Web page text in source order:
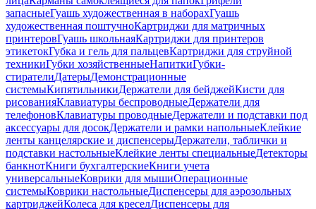
запасныеГуашь художественная в наборахГуашь
художественная поштучноКартриджи для матричных
принтеровГуашь школьнаяКартриджи для принтеров
этикетокГубка и гель для пальцевКартриджи для струйной
техникиГубки хозяйственныеНапиткиГубки-
стирателиДатерыДемонстрационные
системыКипятильникиДержатели для бейджейКисти для
рисованияКлавиатуры беспроводныеДержатели для
телефоновКлавиатуры проводныеДержатели и подставки под
аксессуары для досокДержатели и рамки напольныеКлейкие
ленты канцелярские и диспенсерыДержатели, таблички и
подставки настольныеКлейкие ленты специальныеДетекторы
банкнотКниги бухгалтерскиеКниги учета
универсальныеКоврики для мышиОперационные
системыКоврики настольныеДиспенсеры для аэрозольных
картриджейКолеса для креселДиспенсеры для